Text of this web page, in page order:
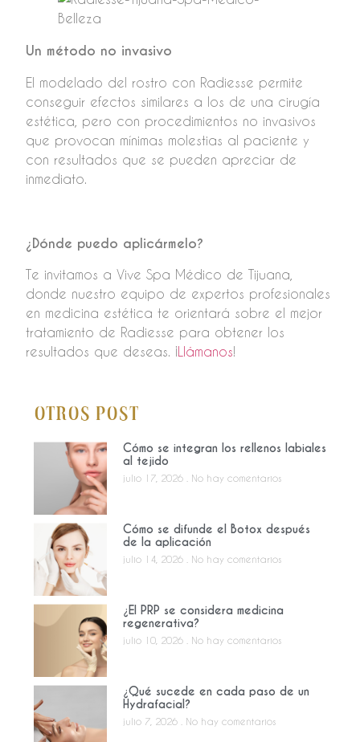
Otros Post
Cómo se integran los rellenos labiales
al tejido
julio 17, 2026 No hay comentarios
Cómo se difunde el Botox después
de la aplicación
julio 14, 2026 No hay comentarios
¿El PRP se considera medicina
regenerativa?
julio 10, 2026 No hay comentarios
¿Qué sucede en cada paso de un
Hydrafacial?
julio 7, 2026 No hay comentarios
Un método no invasivo
El modelado del rostro con Radiesse permite
conseguir efectos similares a los de una cirugía
estética, pero con procedimientos no invasivos
que provocan mínimas molestias al paciente y
con resultados que se pueden apreciar de
inmediato.
¿Dónde puedo aplicármelo?
Te invitamos a Vive Spa Médico de Tijuana,
donde nuestro equipo de expertos profesionales
en medicina estética te orientará sobre el mejor
tratamiento de Radiesse para obtener los
resultados que deseas. ¡Llámanos!